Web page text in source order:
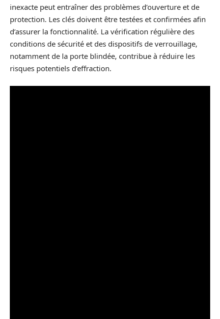
inexacte peut entraîner des problèmes d’ouverture et de
protection. Les clés doivent être testées et confirmées afin
d’assurer la fonctionnalité. La vérification régulière des
conditions de sécurité et des dispositifs de verrouillage,
notamment de la porte blindée, contribue à réduire les
risques potentiels d’effraction.